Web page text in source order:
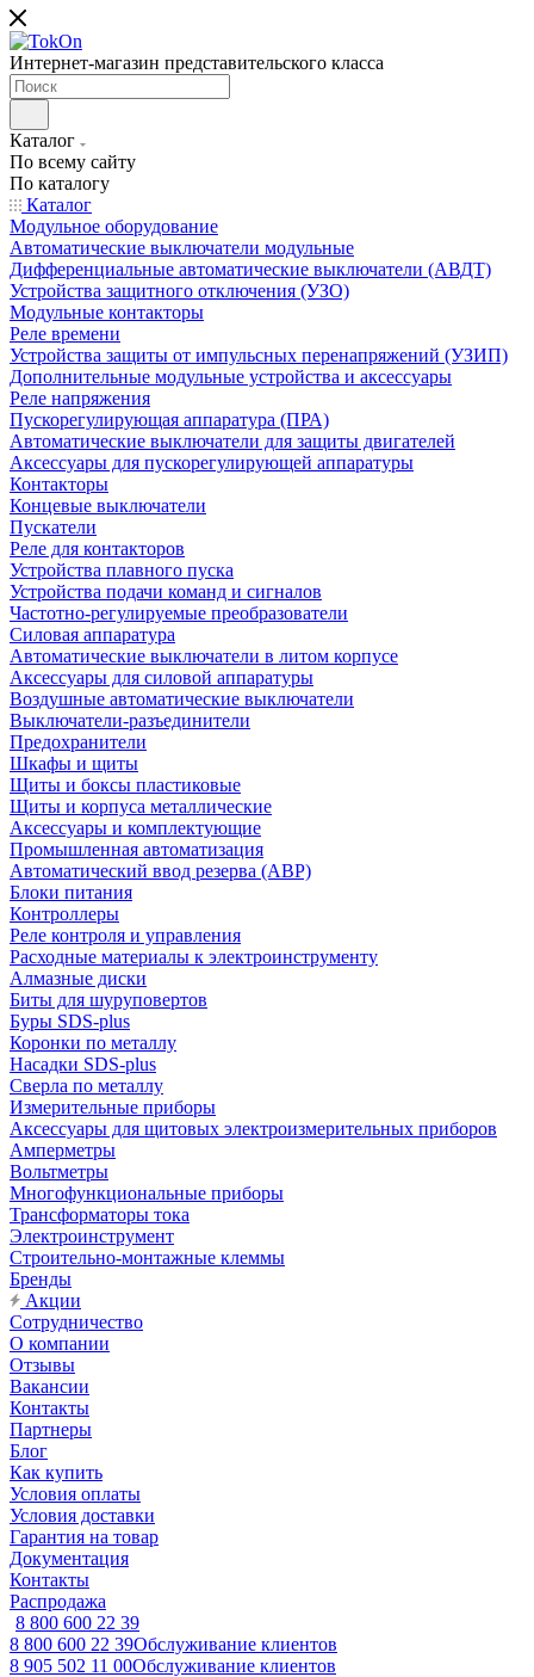
Интернет-магазин представительского класса
Каталог
По всему сайту
По каталогу
Каталог
Модульное оборудование
Автоматические выключатели модульные
Дифференциальные автоматические выключатели (АВДТ)
Устройства защитного отключения (УЗО)
Модульные контакторы
Реле времени
Устройства защиты от импульсных перенапряжений (УЗИП)
Дополнительные модульные устройства и аксессуары
Реле напряжения
Пускорегулирующая аппаратура (ПРА)
Автоматические выключатели для защиты двигателей
Аксессуары для пускорегулирующей аппаратуры
Контакторы
Концевые выключатели
Пускатели
Реле для контакторов
Устройства плавного пуска
Устройства подачи команд и сигналов
Частотно-регулируемые преобразователи
Силовая аппаратура
Автоматические выключатели в литом корпусе
Аксессуары для силовой аппаратуры
Воздушные автоматические выключатели
Выключатели-разъединители
Предохранители
Шкафы и щиты
Щиты и боксы пластиковые
Щиты и корпуса металлические
Аксессуары и комплектующие
Промышленная автоматизация
Автоматический ввод резерва (АВР)
Блоки питания
Контроллеры
Реле контроля и управления
Расходные материалы к электроинструменту
Алмазные диски
Биты для шуруповертов
Буры SDS-plus
Коронки по металлу
Насадки SDS-plus
Сверла по металлу
Измерительные приборы
Аксессуары для щитовых электроизмерительных приборов
Амперметры
Вольтметры
Многофункциональные приборы
Трансформаторы тока
Электроинструмент
Строительно-монтажные клеммы
Бренды
Акции
Сотрудничество
О компании
Отзывы
Вакансии
Контакты
Партнеры
Блог
Как купить
Условия оплаты
Условия доставки
Гарантия на товар
Документация
Контакты
Распродажа
8 800 600 22 39
8 800 600 22 39Обслуживание клиентов
8 905 502 11 00Обслуживание клиентов